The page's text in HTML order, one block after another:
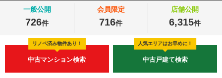
一般公開
726件
会員限定
716件
店舗公開
6,315件
リノベ済み物件あり！
中古マンション検索
人気エリアはお早めに！
中古戸建て検索